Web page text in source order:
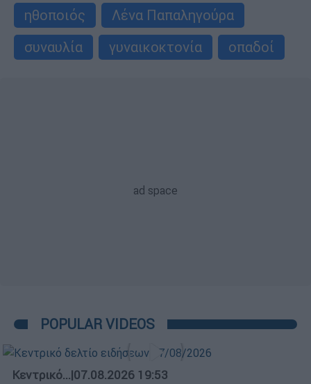
ηθοποιός
Λένα Παπαληγούρα
συναυλία
γυναικοκτονία οπαδοί
POPULAR VIDEOS
Κεντρικό...|07.08.2026 19:53